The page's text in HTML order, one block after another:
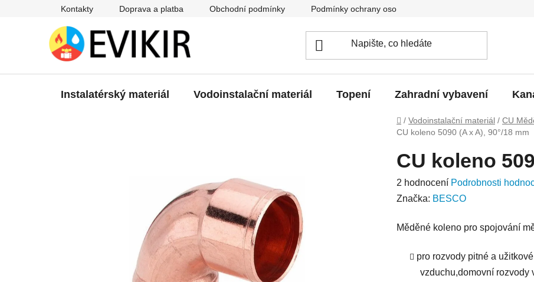
Kontakty Doprava a platba Obchodní podmínky Podmínky ochrany osobních údajů
Instalatérský materiál Vodoinstalační materiál Topení Zahradní vybavení
Domů
/ Vodoinstalační materiál / CU
CU koleno 5090 (A x A), 90°/18 mm
CU koleno
Průměrné
hodnocení
je
2 hodnocení Podrobnosti
Značka: BESCO
Měděné koleno pro spojování
pro rozvody pitné a
vzduchu,domovní rozvody